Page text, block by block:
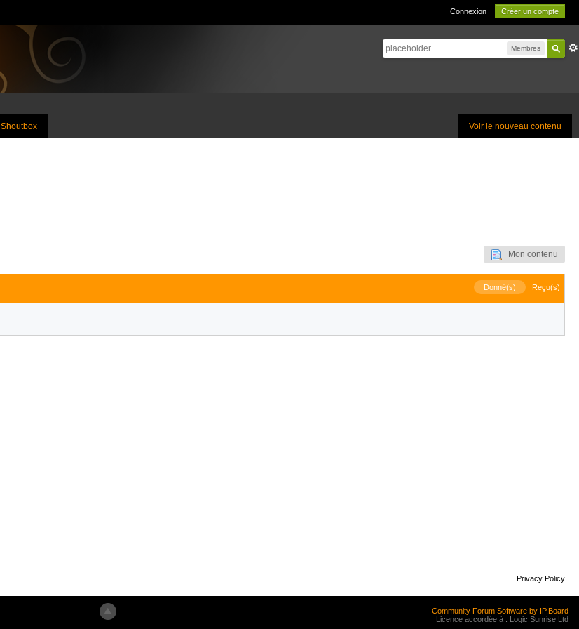
Connexion Créer un compte
Membres
Voir le nouveau contenu
Shoutbox
Mon contenu
Donné(s) Reçu(s)
Privacy Policy
Community Forum Software by IP.Board
Licence accordée à : Logic Sunrise Ltd